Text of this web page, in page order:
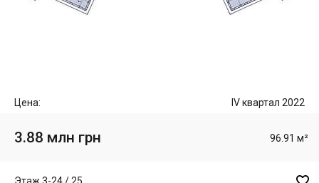
Цена: IV квартал 2022
3.88 млн грн 96.91 м²
Этаж 3-24 / 25